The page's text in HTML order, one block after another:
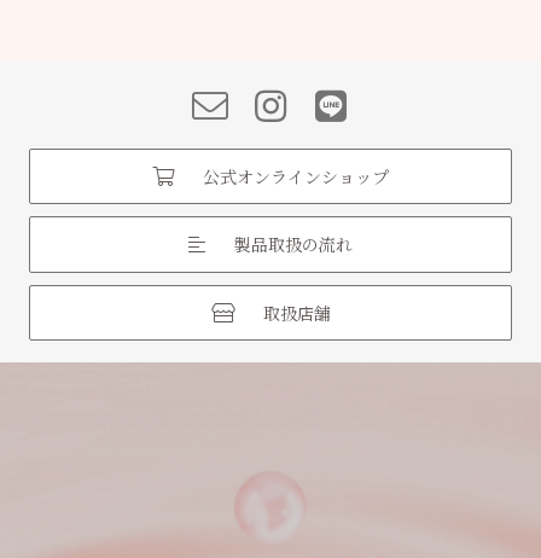
公式オンラインショップ
製品取扱の流れ
取扱店舗